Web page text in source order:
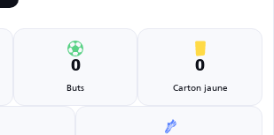
0
Buts
0
Carton jaune